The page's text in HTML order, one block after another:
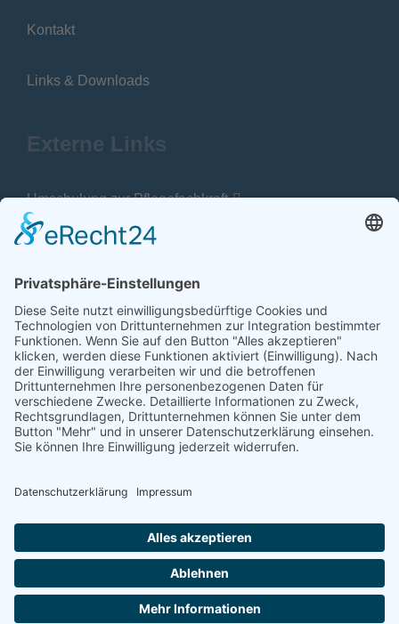
Kontakt
Links & Downloads
Externe Links
Umschulung zur Pflegefachkraft
Pflege kann was
Sozialministerium Baden-Württemberg
Gebärdensprache Leichte Sprache
Erklärung zur Barrierefreiheit
© Copyright 2024 | Landratsamt Rhein-Neckar-Kreis
Impressum|Datenschutz|Cookie-Einstellungen